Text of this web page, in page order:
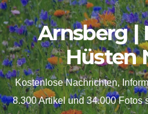
springen
Skip
to
content
Arnsberg |
Hüsten
Kostenlose Nachrichten,
8.300 Artikel und 34.000 Fotos